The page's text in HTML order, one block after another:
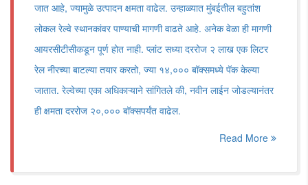
जात आहे, ज्यामुळे उत्पादन क्षमता वाढेल. उन्हाळ्यात मुंबईतील बहुतांश
लोकल रेल्वे स्थानकांवर पाण्याची मागणी वाढते आहे. अनेक वेळा ही मागणी
आयरसीटीसीकडून पूर्ण होत नाही. प्लांट सध्या दररोज २ लाख एक लिटर
रेल नीरच्या बाटल्या तयार करतो, ज्या १४,००० बॉक्समध्ये पॅक केल्या
जातात. रेल्वेच्या एका अधिकाऱ्याने सांगितले की, नवीन लाईन जोडल्यानंतर
ही क्षमता दररोज २०,००० बॉक्सपर्यंत वाढेल.
Read More